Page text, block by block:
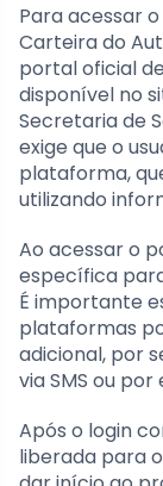
Para acessar
Carteira do
portal oficial
disponível no
Secretaria de
exige que o
plataforma,
utilizando
Ao acessar o
específica
É importante
plataformas
adicional, por
via SMS ou por
Após o login
liberada para